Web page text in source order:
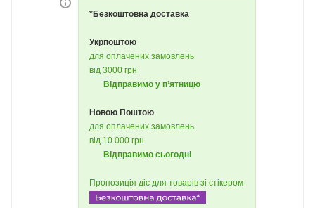
*Безкоштовна доставка
Укрпоштою
для оплачених замовлень
від 3000 грн
Відправимо у п’ятницю
Новою Поштою
для оплачених замовлень
від 10 000 грн
Відправимо сьогодні
Пропозиція діє для товарів зі стікером